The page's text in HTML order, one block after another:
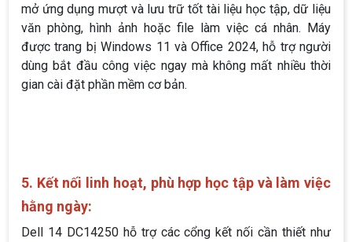
mở ứng dụng mượt và lưu trữ tốt tài liệu học tập, dữ liệu
văn phòng, hình ảnh hoặc file làm việc cá nhân. Máy
được trang bị Windows 11 và Office 2024, hỗ trợ người
dùng bắt đầu công việc ngay mà không mất nhiều thời
gian cài đặt phần mềm cơ bản.
5. Kết nối linh hoạt, phù hợp học tập và làm việc
hằng ngày:
Dell 14 DC14250 hỗ trợ các cổng kết nối cần thiết như